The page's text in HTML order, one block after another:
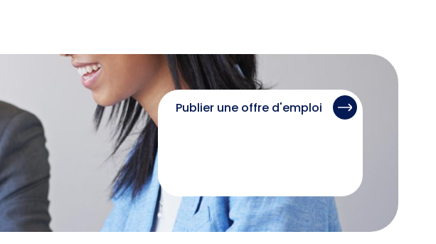
Publier une offre d'emploi